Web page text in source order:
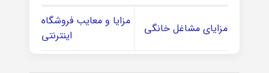
مزایای مشاغل خانگی
مزایا و معایب فروشگاه
اینترنتی